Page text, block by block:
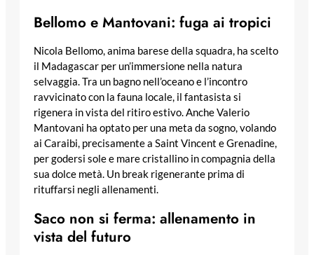
Bellomo e Mantovani: fuga ai tropici
Nicola Bellomo, anima barese della squadra, ha scelto
il Madagascar per un’immersione nella natura
selvaggia. Tra un bagno nell’oceano e l’incontro
ravvicinato con la fauna locale, il fantasista si
rigenera in vista del ritiro estivo. Anche Valerio
Mantovani ha optato per una meta da sogno, volando
ai Caraibi, precisamente a Saint Vincent e Grenadine,
per godersi sole e mare cristallino in compagnia della
sua dolce metà. Un break rigenerante prima di
rituffarsi negli allenamenti.
Saco non si ferma: allenamento in
vista del futuro